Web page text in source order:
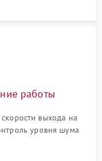
работы
выхода на
уровня шума
и корректного
оттайки.